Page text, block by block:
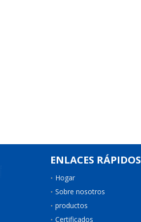
ENLACES RÁPIDOS
Hogar
Sobre nosotros
productos
Certificados